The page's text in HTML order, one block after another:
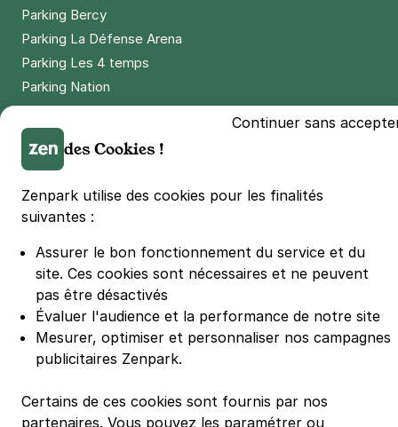
Parking Bercy
Parking La Défense Arena
Parking Les 4 temps
Parking Nation
Parking Porte de Versailles
Parking Lille Grand Palais
Parking Euralille
consommation de 20%
#SeDéplacerMoinsPolluer
© Zenpark 2012 - 2026 - Tous droits réservés - Fabriqué avec soin à
Rennes et Paris
Continuer sans
des Cookies !
Zenpark utilise des cookies pour les finalités
suivantes :
Assurer le bon fonctionnement du service et du
site. Ces cookies sont nécessaires et ne peuvent
pas être désactivés
Évaluer l'audience et la performance de notre site
Mesurer, optimiser et personnaliser nos campagnes
publicitaires Zenpark.
Certains de ces cookies sont fournis par nos
partenaires. Vous pouvez les paramétrer ou